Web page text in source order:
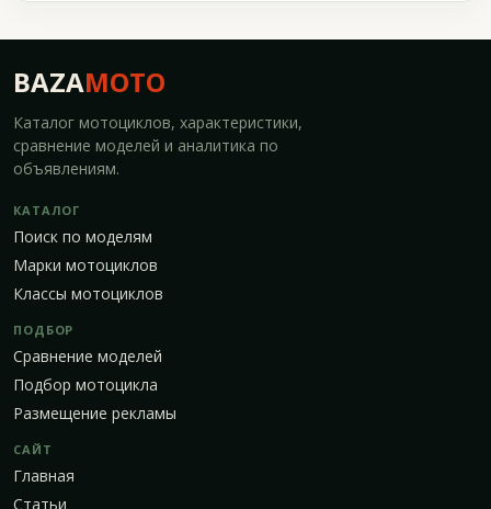
BAZAMOTO
Каталог мотоциклов, характеристики,
сравнение моделей и аналитика по
объявлениям.
КАТАЛОГ
Поиск по моделям
Марки мотоциклов
Классы мотоциклов
ПОДБОР
Сравнение моделей
Подбор мотоцикла
Размещение рекламы
САЙТ
Главная
Статьи